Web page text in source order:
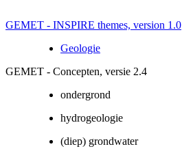
GEMET - INSPIRE themes, version 1.0
Geologie
GEMET - Concepten, versie 2.4
ondergrond
hydrogeologie
(diep) grondwater